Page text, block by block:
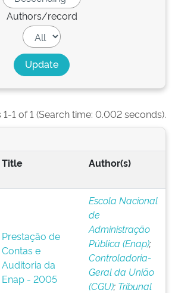
Authors/record
1-1 of 1 (Search time: 0.002 seconds).
Title Author(s)
Prestação de
Contas e
Auditoria da
Enap - 2005
Escola Nacional
de
Administração
Pública (Enap);
Controladoria-
Geral da União
(CGU); Tribunal